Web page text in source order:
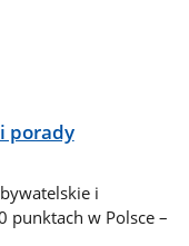
porady
i
punktach w Polsce –